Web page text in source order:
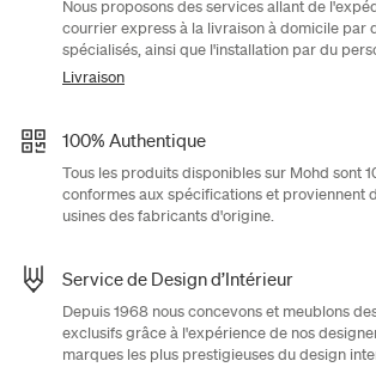
Nous proposons des services allant de
courrier express à la livraison à domicile par
spécialisés, ainsi que l'installation par du
Livraison
100% Authentique
Tous les produits disponibles sur Mohd sont
conformes aux spécifications et proviennent
usines des fabricants d'origine.
Service de Design d’Intérieur
Depuis 1968 nous concevons et meublons
exclusifs grâce à l'expérience de nos
marques les plus prestigieuses du design